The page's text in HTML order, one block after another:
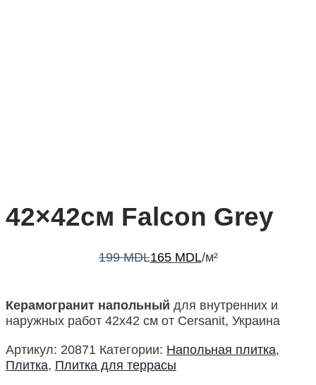
42×42см Falcon Grey
199MDL165 MDL/м²
Керамогранит напольный для внутренних и
наружных работ 42х42 см от Cersanit, Украина
Артикул: 20871 Категории: Напольная плитка,
Плитка, Плитка для террасы